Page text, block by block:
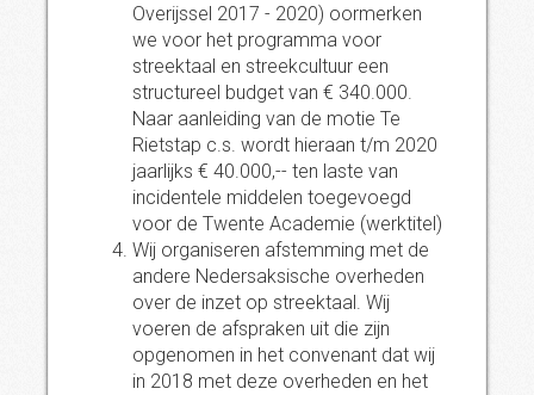
Overijssel 2017 - 2020) oormerken
we voor het programma voor
streektaal en streekcultuur een
structureel budget van € 340.000.
Naar aanleiding van de motie Te
Rietstap c.s. wordt hieraan t/m 2020
jaarlijks € 40.000,-- ten laste van
incidentele middelen toegevoegd
voor de Twente Academie (werktitel)
Wij organiseren afstemming met de
andere Nedersaksische overheden
over de inzet op streektaal. Wij
voeren de afspraken uit die zijn
opgenomen in het convenant dat wij
in 2018 met deze overheden en het